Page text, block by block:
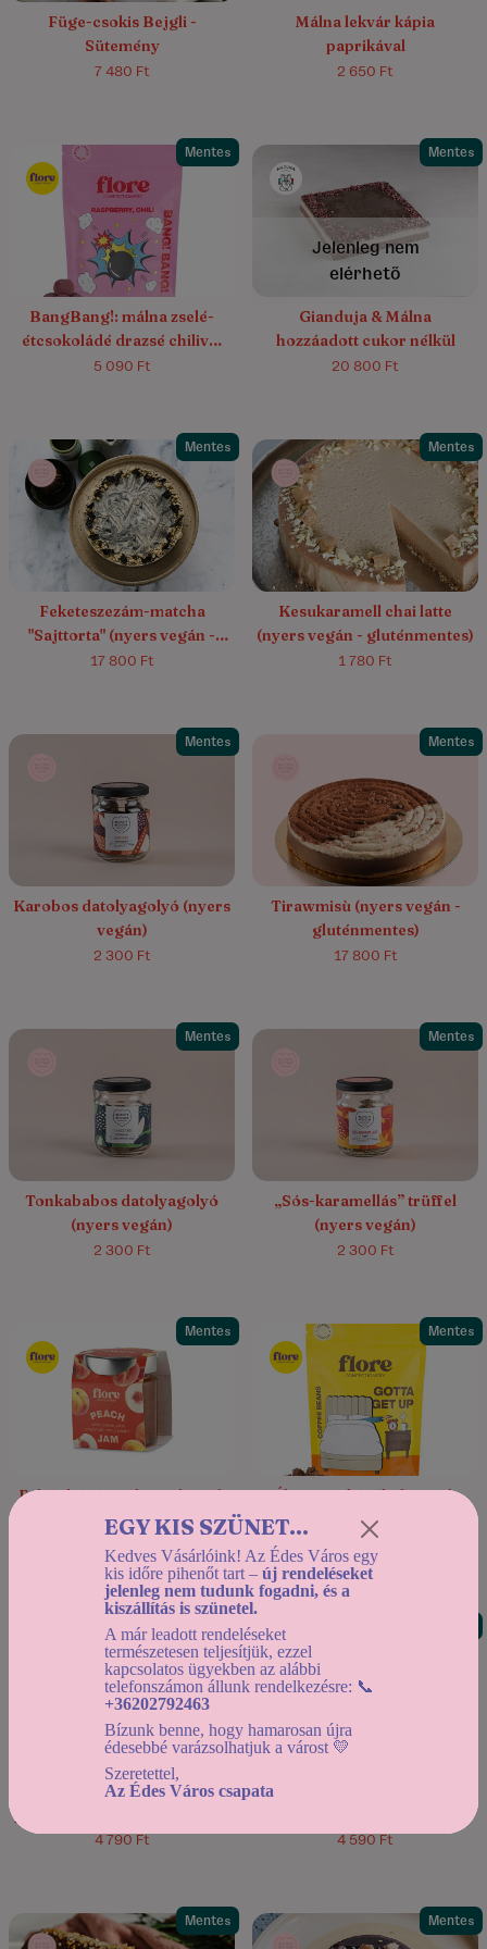
Füge-csokis Bejgli -
Sütemény
7 480 Ft
Málna lekvár kápia
paprikával
2 650 Ft
Mentes
BangBang!: málna zselé-
étcsokoládé drazsé chilivel
és rózsával
5 090 Ft
Mentes
Jelenleg nem
elérhető
Gianduja & Málna
hozzáadott cukor nélkül
20 800 Ft
Mentes
5.0/5 (1)
Feketeszezám-matcha
"Sajttorta" (nyers vegán -
gluténmentes)
17 800 Ft
Mentes
5.0/5 (4)
Kesukaramell chai latte
(nyers vegán - gluténmentes)
1 780 Ft
Mentes
5.0/5 (1)
Karobos datolyagolyó (nyers
vegán)
2 300 Ft
Mentes
4.5/5 (14)
Tirawmisù (nyers vegán -
gluténmentes)
17 800 Ft
Mentes
Tonkababos datolyagolyó
(nyers vegán)
2 300 Ft
Mentes
4.7/5 (3)
„Sós-karamellás” trüffel
(nyers vegán)
2 300 Ft
Mentes
Fehér húsú őszibarack-pink
grapefruit lekvár timut
Mentes
Ébresztő: kávébab - arab
kávéfűszeres étcsokoládé
drazsé
Mentes
Szezám tárulj: szezámmag
4 790 Ft
drazsé tonkababbal,
4 590 Ft
Mentes Mentes
EGY KIS SZÜNET...
Kedves Vásárlóink! Az Édes Város egy
kis időre pihenőt tart – új rendeléseket
jelenleg nem tudunk fogadni, és a
kiszállítás is szünetel.
A már leadott rendeléseket
természetesen teljesítjük, ezzel
kapcsolatos ügyekben az alábbi
telefonszámon állunk rendelkezésre: 📞
+36202792463
Bízunk benne, hogy hamarosan újra
édesebbé varázsolhatjuk a várost 💛
Szeretettel,
Az Édes Város csapata